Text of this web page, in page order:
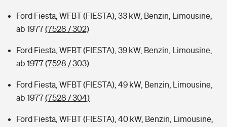
Ford Fiesta, WFBT (FIESTA), 33 kW, Benzin, Limousine,
ab 1977(7528 / 302)
Ford Fiesta, WFBT (FIESTA), 39 kW, Benzin, Limousine,
ab 1977(7528 / 303)
Ford Fiesta, WFBT (FIESTA), 49 kW, Benzin, Limousine,
ab 1977(7528 / 304)
Ford Fiesta, WFBT (FIESTA), 40 kW, Benzin, Limousine,